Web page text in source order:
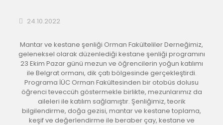
24.10.2022
Mantar ve kestane şenliği Orman Fakülteliler Derneğimiz,
geleneksel olarak düzenlediği kestane şenliği programını
23 Ekim Pazar günü mezun ve öğrencilerin yoğun katılımı
ile Belgrat ormanı, dik çatı bölgesinde gerçekleştirdi.
Programa İÜC Orman Fakültesinden bir otobüs dolusu
öğrenci teveccüh göstermekle birlikte, mezunlarımız da
aileleri ile katılım sağlamıştır. Şenliğimiz, teorik
bilgilendirme, doğa gezisi, mantar ve kestane toplama,
keşif ve değerlendirme ile beraber çay, kestane ve